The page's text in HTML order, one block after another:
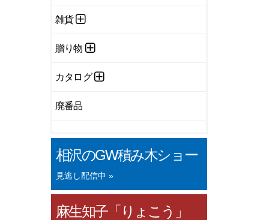
雑貨
贈り物
カタログ
廃番品
相沢のGW積み木ショー
見逃し配信中 »
麻生知子「りょこう」